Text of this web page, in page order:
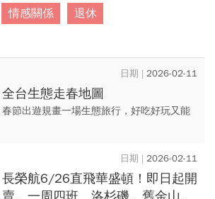
情感關係 退休
2026-02-11
全台生態走春地圖
春節出遊規畫一場生態旅行，好吃好玩又能
2026-02-11
長榮航6/26直飛華盛頓！即日起開